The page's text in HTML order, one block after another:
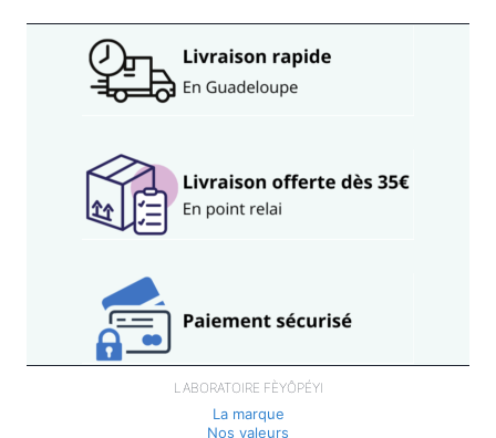
LABORATOIRE FÈYÔPÉYI
La marque
Nos valeurs